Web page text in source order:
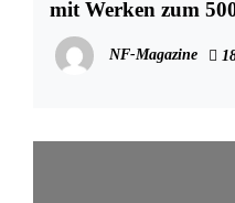
mit Werken zum
NF-Magazine